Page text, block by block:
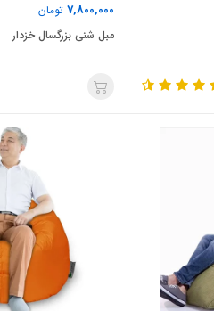
7,800,000 تومان
مبل شنی بزرگسال خزدار